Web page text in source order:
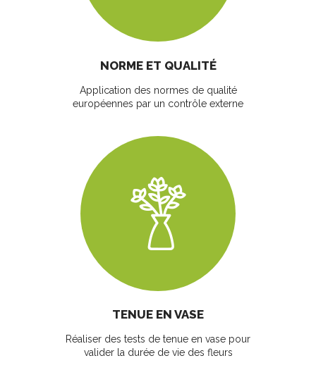
NORME ET QUALITÉ
Application des normes de qualité
européennes par un contrôle externe
TENUE EN VASE
Réaliser des tests de tenue en vase pour
valider la durée de vie des fleurs